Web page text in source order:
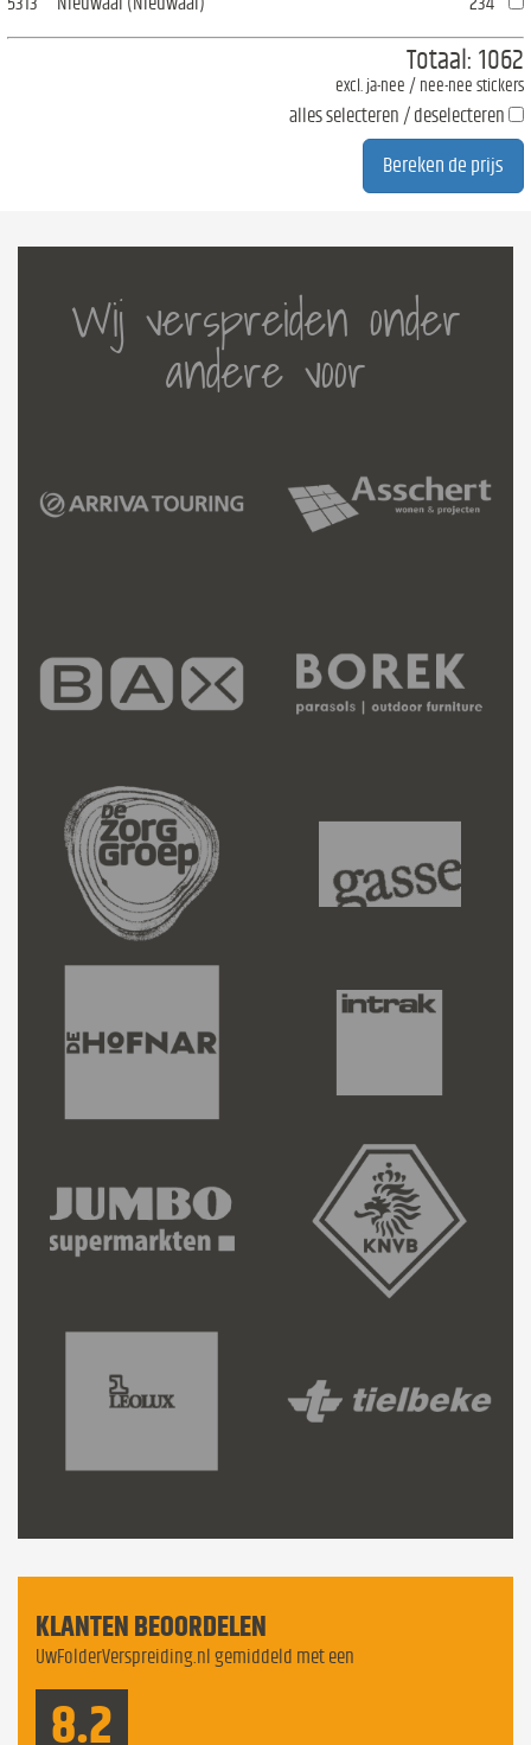
Totaal: 1062
excl. ja-nee / nee-nee stickers
alles selecteren / deselecteren
Wij verspreiden onder
andere voor
KLANTEN BEOORDELEN
UwFolderVerspreiding.nl gemiddeld met een
8.2